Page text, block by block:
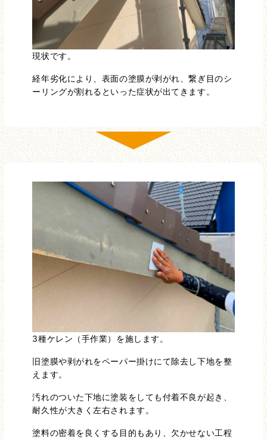
現状です。
経年劣化により、表面の塗膜が剥がれ、繋ぎ目のシ
ーリングが割れるといった症状が出てきます。
3種ケレン（手作業）を施します。
旧塗膜や剥がれをペーパー掛けにて除去し下地を整
えます。
汚れのついた下地に塗装をしても付着不良が起き、
耐久性が大きく左右されます。
塗料の密着を良くする目的もあり、欠かせない工程